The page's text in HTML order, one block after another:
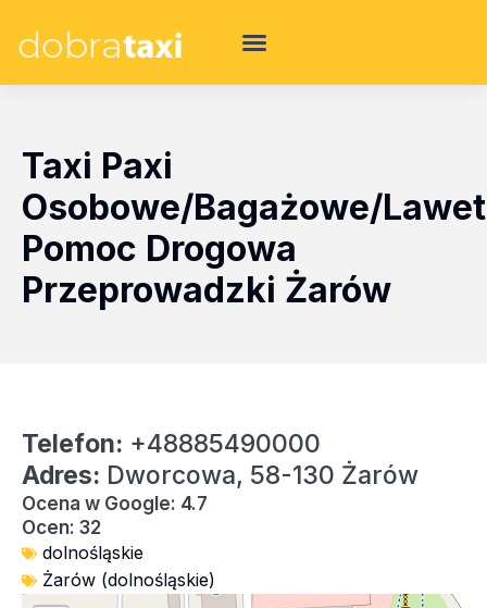
Taxi Paxi
Osobowe/Bagażowe/
Pomoc Drogowa
Przeprowadzki Żarów
Telefon: +48885490000
Adres: Dworcowa, 58-130 Żarów
Ocena w Google: 4.7
Ocen: 32
dolnośląskie
Żarów (dolnośląskie)